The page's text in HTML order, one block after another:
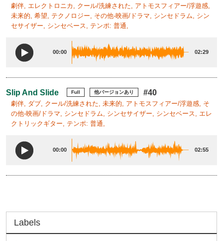
劇伴, エレクトロニカ, クール/洗練された, アトモスフィアー/浮遊感,
未来的, 希望, テクノロジー, その他-映画/ドラマ, シンセドラム, シン
セサイザー, シンセベース, テンポ: 普通,
00:00 02:29
Slip And Slide Full 他バージョンあり #40
劇伴, ダブ, クール/洗練された, 未来的, アトモスフィアー/浮遊感, そ
の他-映画/ドラマ, シンセドラム, シンセサイザー, シンセベース, エレ
クトリックギター, テンポ: 普通,
00:00 02:55
Labels